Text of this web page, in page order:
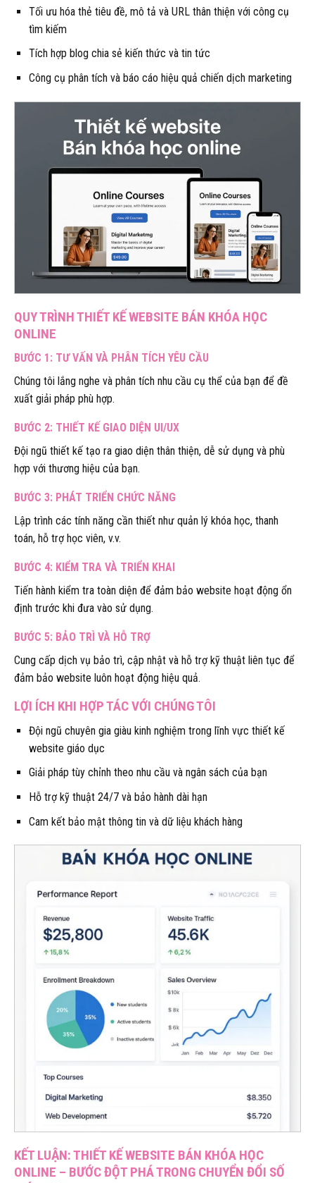
Tối ưu hóa thẻ tiêu đề, mô tả và URL thân thiện với công cụ
tìm kiếm
Tích hợp blog chia sẻ kiến thức và tin tức
Công cụ phân tích và báo cáo hiệu quả chiến dịch marketing
QUY TRÌNH THIẾT KẾ WEBSITE BÁN KHÓA HỌC
ONLINE
BƯỚC 1: TƯ VẤN VÀ PHÂN TÍCH YÊU CẦU
Chúng tôi lắng nghe và phân tích nhu cầu cụ thể của bạn để đề
xuất giải pháp phù hợp.
BƯỚC 2: THIẾT KẾ GIAO DIỆN UI/UX
Đội ngũ thiết kế tạo ra giao diện thân thiện, dễ sử dụng và phù
hợp với thương hiệu của bạn.
BƯỚC 3: PHÁT TRIỂN CHỨC NĂNG
Lập trình các tính năng cần thiết như quản lý khóa học, thanh
toán, hỗ trợ học viên, v.v.
BƯỚC 4: KIỂM TRA VÀ TRIỂN KHAI
Tiến hành kiểm tra toàn diện để đảm bảo website hoạt động ổn
định trước khi đưa vào sử dụng.
BƯỚC 5: BẢO TRÌ VÀ HỖ TRỢ
Cung cấp dịch vụ bảo trì, cập nhật và hỗ trợ kỹ thuật liên tục để
đảm bảo website luôn hoạt động hiệu quả.
LỢI ÍCH KHI HỢP TÁC VỚI CHÚNG TÔI
Đội ngũ chuyên gia giàu kinh nghiệm trong lĩnh vực thiết kế
website giáo dục
Giải pháp tùy chỉnh theo nhu cầu và ngân sách của bạn
Hỗ trợ kỹ thuật 24/7 và bảo hành dài hạn
Cam kết bảo mật thông tin và dữ liệu khách hàng
KẾT LUẬN: THIẾT KẾ WEBSITE BÁN KHÓA HỌC
ONLINE – BƯỚC ĐỘT PHÁ TRONG CHUYỂN ĐỔI SỐ